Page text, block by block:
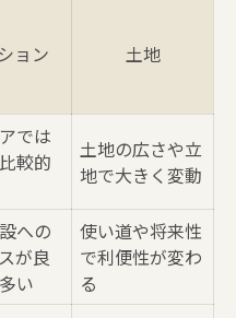
泉南市樽井の情報
地域情報の集め方
プとその特徴
いアクセス事情
リアを見極める方法
せない比較方法
ェックリスト表
ョン 土地
では
較的
土地の広さや立
地で大きく変動
への
が良
い
使い道や将来性
で利便性が変わ
る